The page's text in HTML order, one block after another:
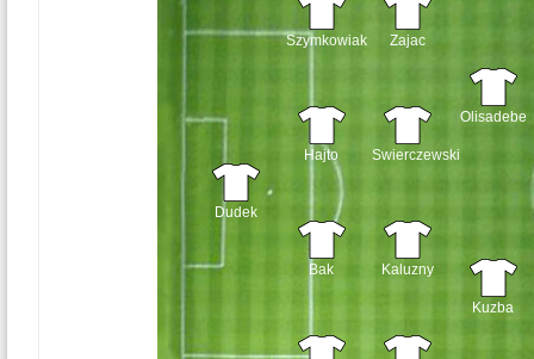
Dudek
Szymkowiak
Hajto
Bak
Zajac
Swierczewski
Kaluzny
Olisadebe
Kuzba